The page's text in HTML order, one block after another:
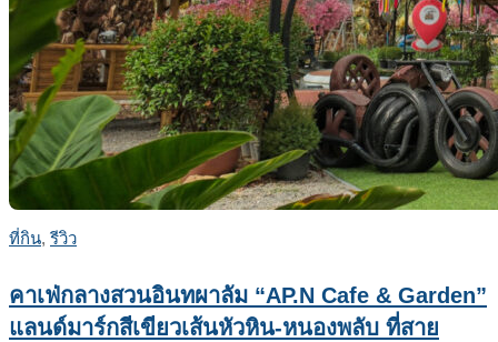
ที่กิน, รีวิว
คาเฟ่กลางสวนอินทผาลัม “AP.N Cafe & Garden”
แลนด์มาร์กสีเขียวเส้นหัวหิน-หนองพลับ ที่สาย